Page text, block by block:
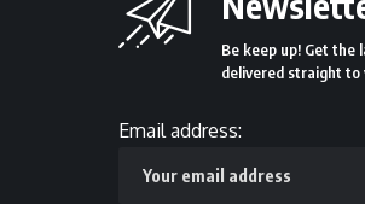
Be keep up! Get the
delivered straight to
Email address: